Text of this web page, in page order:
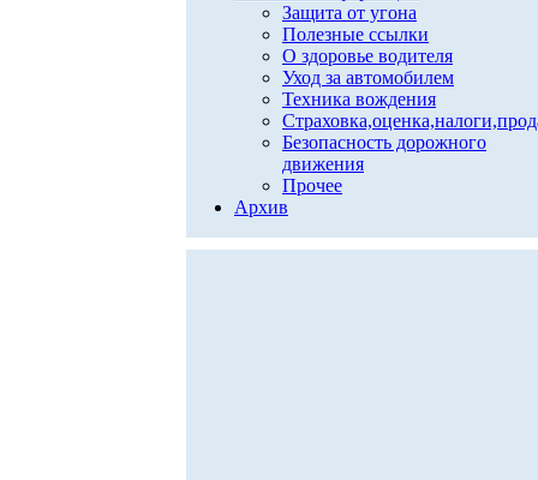
Защита от угона
Полезные ссылки
О здоровье водителя
Уход за автомобилем
Техника вождения
Безопасность дорожного
движения
Прочее
Архив